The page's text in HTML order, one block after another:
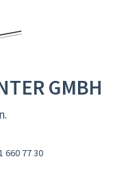
GMBH
660 77 30